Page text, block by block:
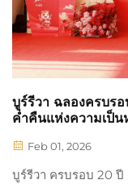
บูร์รีวา ฉลองครบร
ค่ำคืนแห่งความเป็น
Feb 01, 2026
บูร์รีวา ครบรอบ 20